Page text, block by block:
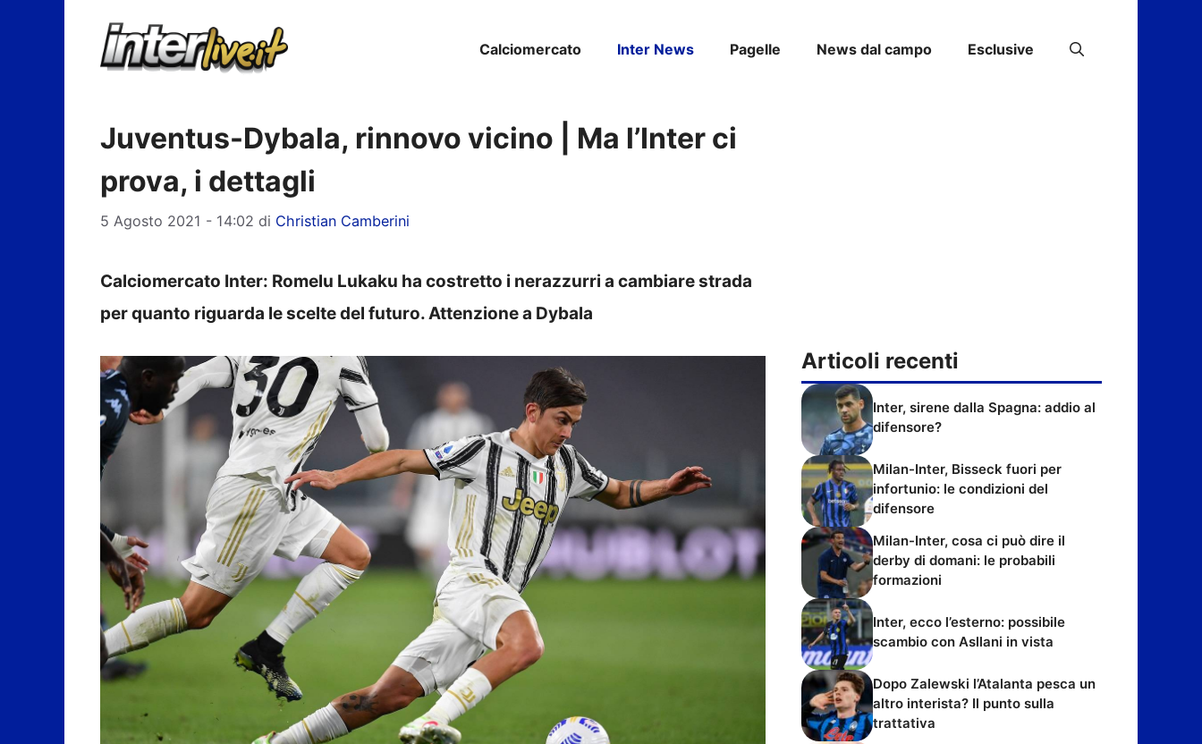
Calciomercato Inter News Pagelle News dal campo Esclusive
Juventus-Dybala, rinnovo vicino | Ma l’Inter ci
prova, i dettagli
5 Agosto 2021 - 14:02 di Christian Camberini
Calciomercato Inter: Romelu Lukaku ha costretto i nerazzurri a cambiare strada
per quanto riguarda le scelte del futuro. Attenzione a Dybala
Articoli recenti
Inter, sirene dalla Spagna: addio al
difensore?
Milan-Inter, Bisseck fuori per
infortunio: le condizioni del
difensore
Milan-Inter, cosa ci può dire il
derby di domani: le probabili
formazioni
Inter, ecco l’esterno: possibile
scambio con Asllani in vista
Dopo Zalewski l’Atalanta pesca un
altro interista? Il punto sulla
trattativa